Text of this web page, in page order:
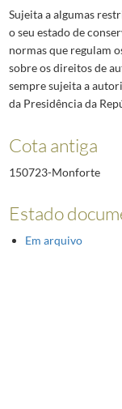
Sujeita a algumas
o seu estado de
normas que regulam
sobre os direitos de
sempre sujeita a
da Presidência da
Cota antiga
150723-Monforte
Estado
Em arquivo